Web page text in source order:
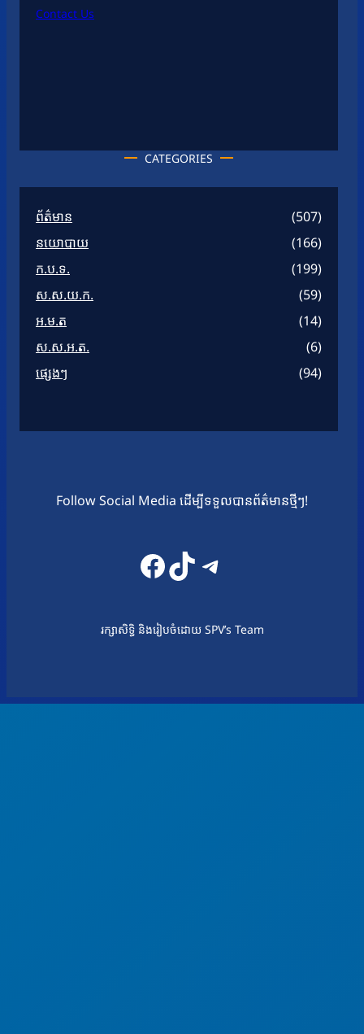
Contact Us
CATEGORIES
ព័ត៌មាន
(507)
នយោបាយ
(166)
ក.ប.ទ.
(199)
ស.ស.យ.ក.
(59)
អ.ម.ត
(14)
ស.ស.អ.ត.
(6)
ផ្សេងៗ
(94)
Follow Social Media ដើម្បីទទួលបានព័ត៌មានថ្មីៗ!
Facebook
TikTokTelegram
រក្សាសិទ្ធិ និងរៀបចំដោយ SPV’s Team